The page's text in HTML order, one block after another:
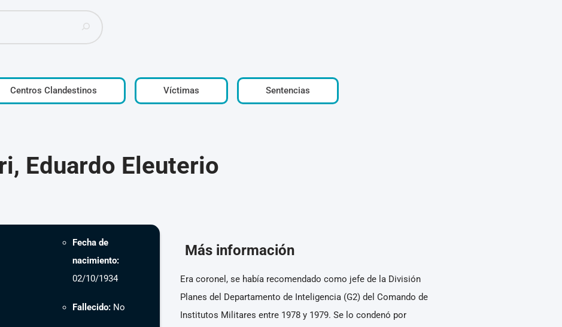
Centros Clandestinos Víctimas Sentencias
Eduardo Eleuterio
Fecha de
nacimiento:
02/10/1934
Fallecido: No
Más información
Era coronel, se había recomendado como jefe de la División
Planes del Departamento de Inteligencia (G2) del Comando de
Institutos Militares entre 1978 y 1979. Se lo condenó por